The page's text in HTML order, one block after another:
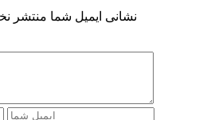
نشانی ایمیل شما منتشر